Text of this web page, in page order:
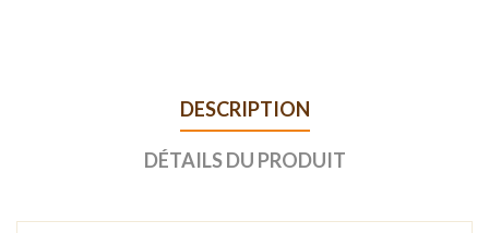
DESCRIPTION
DÉTAILS DU PRODUIT